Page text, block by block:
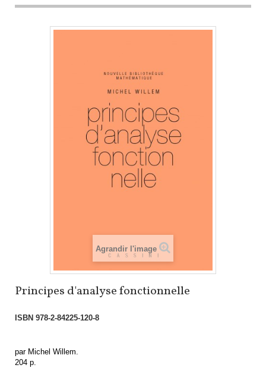
Agrandir l'image
Principes d'analyse fonctionnelle
ISBN 978-2-84225-120-8
par Michel Willem.
204 p.